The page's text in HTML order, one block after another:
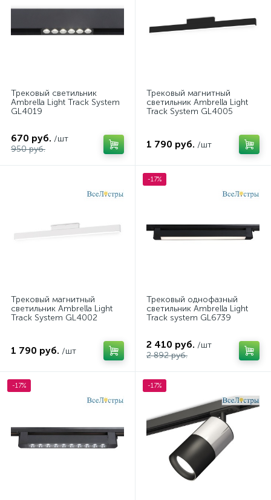
Трековый светильник
Ambrella Light Track System
GL4019
670 руб. /шт
950 руб.
Трековый магнитный
светильник Ambrella Light
Track System GL4005
1 790 руб. /шт
Трековый магнитный
светильник Ambrella Light
Track System GL4002
1 790 руб. /шт
-17%
Трековый однофазный
светильник Ambrella Light
Track system GL6739
2 410 руб. /шт
2 892 руб.
-17% -17%